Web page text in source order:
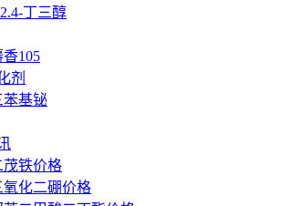
丁三醇
香105
剂
苯基铋
茂铁价格
氧化二硼价格